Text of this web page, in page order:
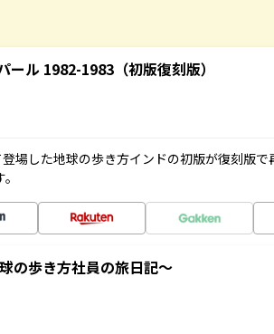
ル 1982-1983（初版復刻版）
場した地球の歩き方インドの初版が復刻版
の歩き方社員の旅日記～